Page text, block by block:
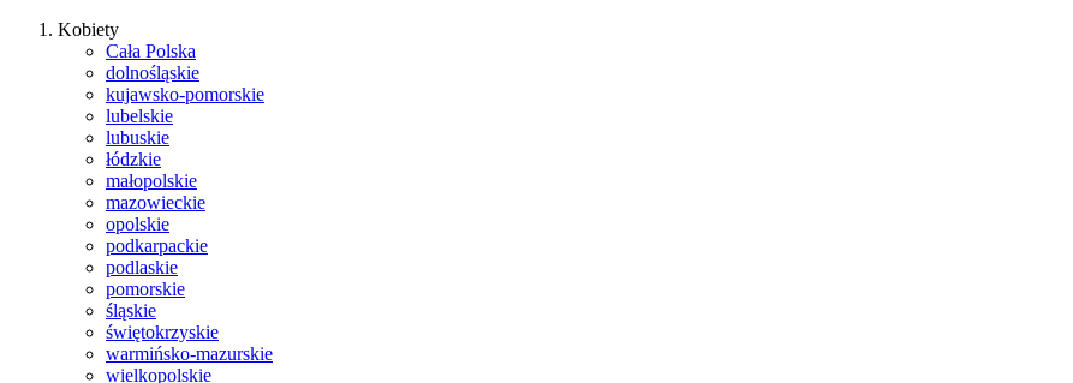
Kobiety
Cała Polska
dolnośląskie
kujawsko-pomorskie
lubelskie
lubuskie
łódzkie
małopolskie
mazowieckie
opolskie
podkarpackie
podlaskie
pomorskie
śląskie
świętokrzyskie
warmińsko-mazurskie
wielkopolskie